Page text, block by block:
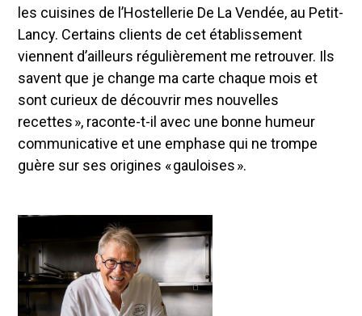
les cuisines de l’Hostellerie De La Vendée, au Petit-
Lancy. Certains clients de cet établissement
viennent d’ailleurs régulièrement me retrouver. Ils
savent que je change ma carte chaque mois et
sont curieux de découvrir mes nouvelles
recettes », raconte-t-il avec une bonne humeur
communicative et une emphase qui ne trompe
guère sur ses origines « gauloises ».